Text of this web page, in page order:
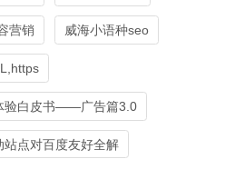
营销 威海小语种seo
验白皮书——广告篇3.0
站点对百度友好全解